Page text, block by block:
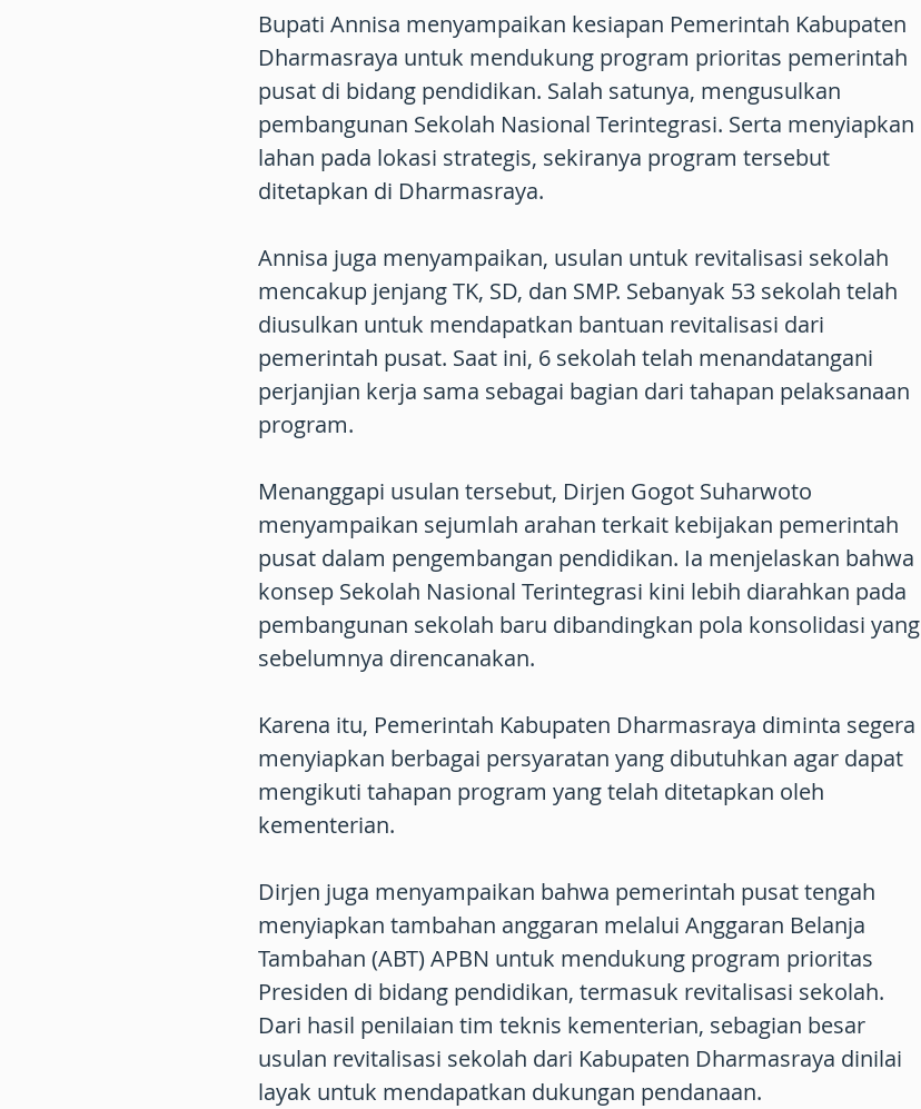
Bupati Annisa menyampaikan kesiapan Pemerintah Kabupaten
Dharmasraya untuk mendukung program prioritas pemerintah
pusat di bidang pendidikan. Salah satunya, mengusulkan
pembangunan Sekolah Nasional Terintegrasi. Serta menyiapkan
lahan pada lokasi strategis, sekiranya program tersebut
ditetapkan di Dharmasraya.
Annisa juga menyampaikan, usulan untuk revitalisasi sekolah
mencakup jenjang TK, SD, dan SMP. Sebanyak 53 sekolah telah
diusulkan untuk mendapatkan bantuan revitalisasi dari
pemerintah pusat. Saat ini, 6 sekolah telah menandatangani
perjanjian kerja sama sebagai bagian dari tahapan pelaksanaan
program.
Menanggapi usulan tersebut, Dirjen Gogot Suharwoto
menyampaikan sejumlah arahan terkait kebijakan pemerintah
pusat dalam pengembangan pendidikan. Ia menjelaskan bahwa
konsep Sekolah Nasional Terintegrasi kini lebih diarahkan pada
pembangunan sekolah baru dibandingkan pola konsolidasi yang
sebelumnya direncanakan.
Karena itu, Pemerintah Kabupaten Dharmasraya diminta segera
menyiapkan berbagai persyaratan yang dibutuhkan agar dapat
mengikuti tahapan program yang telah ditetapkan oleh
kementerian.
Dirjen juga menyampaikan bahwa pemerintah pusat tengah
menyiapkan tambahan anggaran melalui Anggaran Belanja
Tambahan (ABT) APBN untuk mendukung program prioritas
Presiden di bidang pendidikan, termasuk revitalisasi sekolah.
Dari hasil penilaian tim teknis kementerian, sebagian besar
usulan revitalisasi sekolah dari Kabupaten Dharmasraya dinilai
layak untuk mendapatkan dukungan pendanaan.